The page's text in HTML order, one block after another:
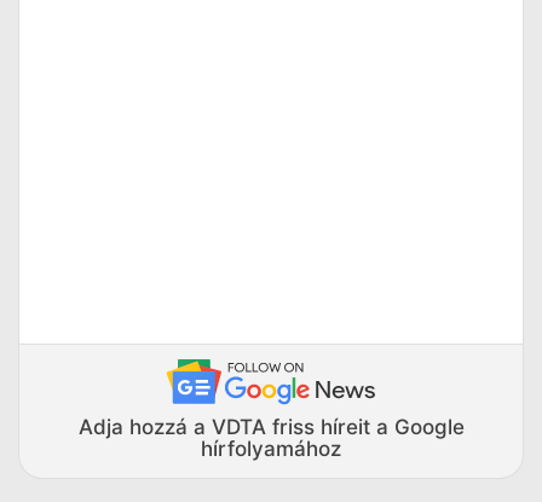
Adja hozzá a VDTA friss híreit a Google
hírfolyamához